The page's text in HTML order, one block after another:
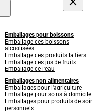
Emballages pour boissons
Emballage des boissons
alcoolisées
Emballage des produits laitiers
Emballage des jus de fruits
Emballage de l'eau
Emballages non alimentaires
Emballages pour l'agriculture
Emballage pour soins à domicile
Emballages pour produits de
personnels